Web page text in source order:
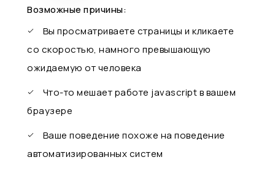
Возможные причины:
Вы просматриваете страницы и кликаете
со скоростью, намного превышающую
ожидаемую от человека
Что-то мешает работе javascript в вашем
браузере
Ваше поведение похоже на поведение
автоматизированных систем